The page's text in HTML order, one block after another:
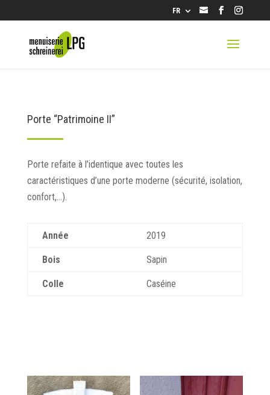
info@lpg.ch
FR
Porte “Patrimoine II”
Porte refaite à l’identique avec toutes les
caractéristiques d’une porte moderne (sécurité, isolation,
confort,…).
Année 2019
Bois Sapin
Colle Caséine